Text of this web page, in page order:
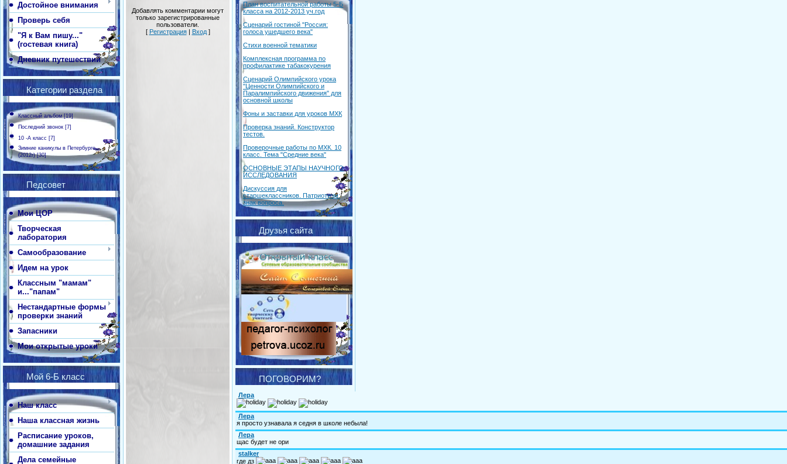
Достойное внимания
Проверь себя
"Я к Вам пишу..."
(гостевая книга)
Дневник путешествий
Категории раздела
Классный альбом [19]
Последний звонок [7]
10 -А класс [7]
Зимние каникулы в Петербурге
(2012г) [30]
Педсовет
Мои ЦОР
Творческая
лаборатория
Самообразование
Идем на урок
Классным "мамам"
и..."папам"
Нестандартные формы
проверки знаний
Запасники
Мои открытые уроки
Мой 6-Б класс
Наш класс
Наша классная жизнь
Расписание уроков,
домашние задания
Дела семейные
Добавлять комментарии могут
только зарегистрированные
пользователи.
[ Регистрация| Вход]
План воспитательной работы 5-Б
класса на 2012-2013 уч.год
Сценарий гостиной "Россия:
голоса ушедшего века"
Стихи военной тематики
Комплексная программа по
профилактике табакокурения
Сценарий Олимпийского урока
"Ценности Олимпийского и
Паралимпийского движения" для
основной школы
Фоны и заставки для уроков МХК
Проверка знаний. Конструктор
тестов.
Проверочные работы по МХК. 10
класс. Тема "Средние века"
ОСНОВНЫЕ ЭТАПЫ НАУЧНОГО
ИССЛЕДОВАНИЯ
Дискуссия для
старшеклассников. Патриотизм:
знак вопроса.
Друзья сайта
.
ПОГОВОРИМ?